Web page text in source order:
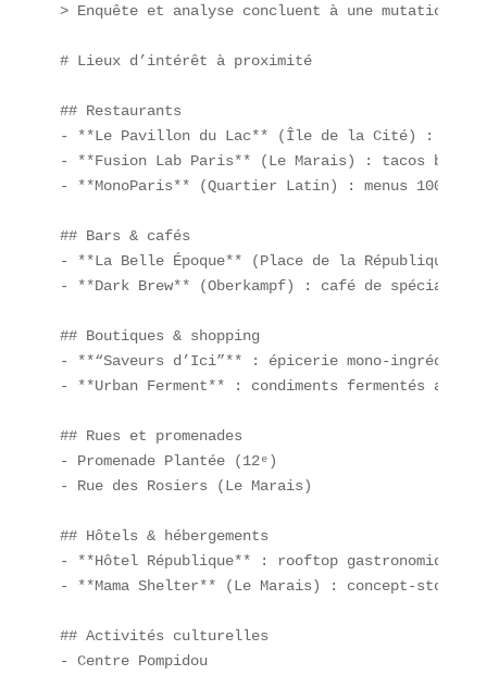
> Enquête et analyse concluent à une mutation
# Lieux d’intérêt à proximité
## Restaurants
- **Le Pavillon du Lac** (Île de la Cité) :
- **Fusion Lab Paris** (Le Marais) : tacos
- **MonoParis** (Quartier Latin) : menus 100 %
## Bars & cafés
- **La Belle Époque** (Place de la
- **Dark Brew** (Oberkampf) : café de
## Boutiques & shopping
- **“Saveurs d’Ici”** : épicerie mono-
- **Urban Ferment** : condiments fermentés
## Rues et promenades
- Promenade Plantée (12ᵉ)
- Rue des Rosiers (Le Marais)
## Hôtels & hébergements
- **Hôtel République** : rooftop gastronomique
- **Mama Shelter** (Le Marais) : concept-store
## Activités culturelles
- Centre Pompidou